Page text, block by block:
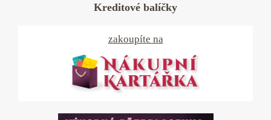
Kreditové balíčky
zakoupíte na